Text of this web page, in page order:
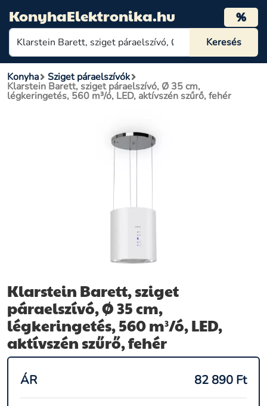
KonyhaElektronika.hu %
Konyha Sziget páraelszívók
Klarstein Barett, sziget páraelszívó, Ø 35 cm,
légkeringetés, 560 m³/ó, LED, aktívszén szűrő, fehér
Klarstein Barett, sziget
páraelszívó, Ø 35 cm,
légkeringetés, 560 m³/ó, LED,
aktívszén szűrő, fehér
ÁR 82 890 Ft